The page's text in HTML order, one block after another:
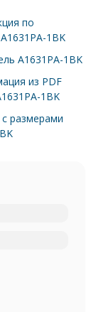
по
1BK
A1631PA-1BK
из PDF
1BK
размерами